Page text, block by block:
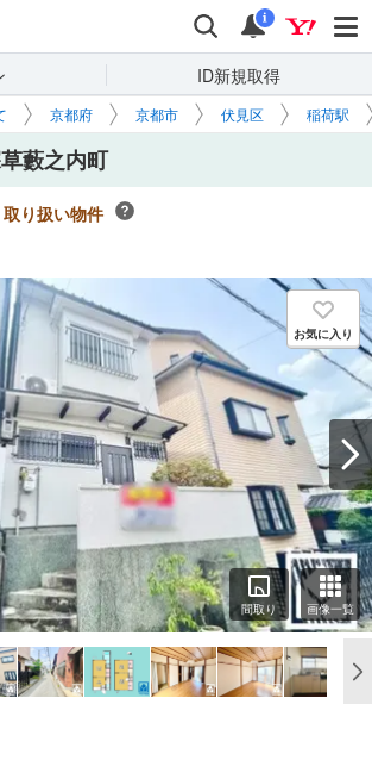
検索 通知
i
ID新規取得
京都府 京都市 伏見区 稲荷駅
藪之内町
り扱い物件
お気に入り
間取り 画像一覧